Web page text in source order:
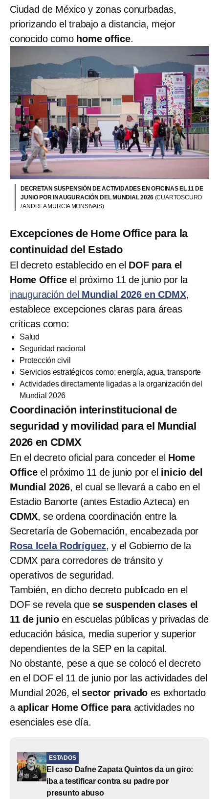
Ciudad de México y zonas conurbadas,
priorizando el trabajo a distancia, mejor
conocido como home office.
DECRETAN SUSPENSIÓN DE ACTIVIDADES EN OFICINAS EL 11 DE
JUNIO POR INAUGURACIÓN DEL MUNDIAL 2026 (CUARTOSCURO
/ ANDREA MURCIA MONSIVAIS)
Excepciones de Home Office para la
continuidad del Estado
El decreto establecido en elDOF para el
Home Officeel próximo 11 de junio por la
inauguración del Mundial 2026 en CDMX,
establece excepciones claras para áreas
críticas como:
Salud
Seguridad nacional
Protección civil
Servicios estratégicos como: energía, agua, transporte
Actividades directamente ligadas a la organización del
Mundial 2026
Coordinación interinstitucional de
seguridad y movilidad para el Mundial
2026 en CDMX
En el decreto oficial para conceder el Home
Officeel próximo 11 de junio por el inicio del
Mundial 2026, el cual se llevará a cabo en el
Estadio Banorte (antes Estadio Azteca) en
CDMX, se ordena coordinación entre la
Secretaría de Gobernación, encabezada por
Rosa Icela Rodríguez, y el Gobierno de la
CDMX para corredores de tránsito y
operativos de seguridad.
También, en dicho decreto publicado en el
DOF se revela que se suspenden clases el
11 de junio en escuelas públicas y privadas de
educación básica, media superior y superior
dependientes de la SEP en la capital.
No obstante, pese a que se colocó el decreto
en el DOF el 11 de junio por las actividades del
Mundial 2026, el sector privado es exhortado
aaplicar Home Office paraactividades no
esenciales ese día.
ESTADOS
El caso Dafne Zapata Quintos da un giro:
iba a testificar contra su padre por
presunto abuso